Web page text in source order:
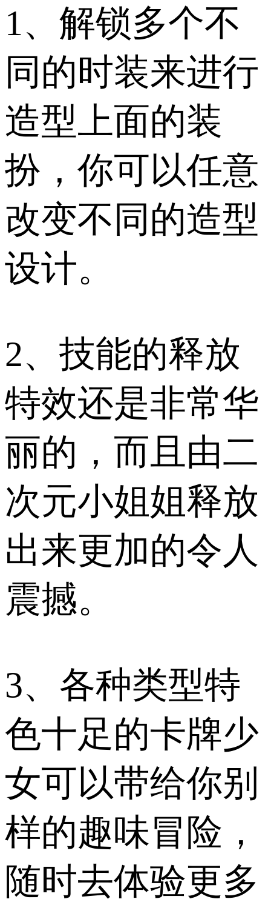
1、解锁多个不
同的时装来进行
造型上面的装
扮，你可以任意
改变不同的造型
设计。
2、技能的释放
特效还是非常华
丽的，而且由二
次元小姐姐释放
出来更加的令人
震撼。
3、各种类型特
色十足的卡牌少
女可以带给你别
样的趣味冒险，
随时去体验更多